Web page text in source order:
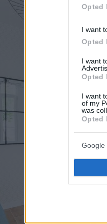
Opted
I want
Opted
I want
Opted
I want
of my
was
Opted
Google